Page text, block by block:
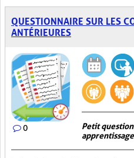
QUESTIONNAIRE SUR LES
ANTÉRIEURES
0
Petit